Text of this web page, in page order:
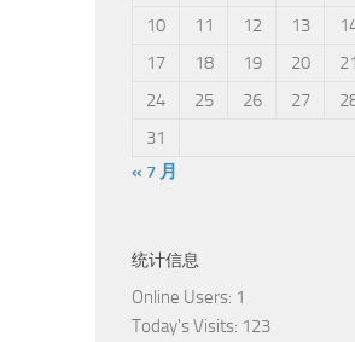
10
11 12 13
17
18 19 20 21
24
25 26 27
31
« 7 月
统计信息
Online Users: 1
Today's Visits: 123